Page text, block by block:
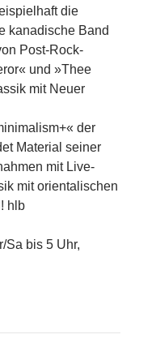
die
kanadische Band
Post-Rock-
und »Thee
mit Neuer
der
Material seiner
mit Live-
mit orientalischen
hlb
Sa bis 5 Uhr,